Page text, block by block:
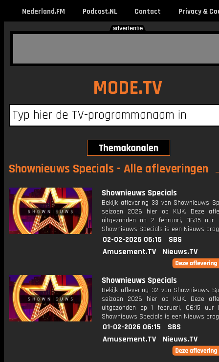
Nederland.FM Podcast.NL Contact Privacy &
MODE.TV
Shownieuws Specials - Alle afleveringen
Shownieuws Specials
Bekijk aflevering 33 van Shownieuws
seizoen 2026 hier op KIJK. Deze
uitgezonden op 2 februari, 06:15 uur
Shownieuws Specials is een Nieuws
02-02-2026 06:15
SBS
Amusement.TV
Nieuws.TV
Shownieuws Specials
Bekijk aflevering 32 van Shownieuws
seizoen 2026 hier op KIJK. Deze
uitgezonden op 1 februari, 06:15 uur
Shownieuws Specials is een Nieuws
01-02-2026 06:15
SBS
Amusement.TV
Nieuws.TV